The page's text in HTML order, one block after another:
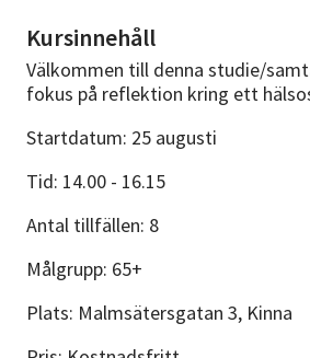
Kursinnehåll
Välkommen till denna studie/
fokus på reflektion kring ett
Startdatum: 25 augusti
Tid: 14.00 - 16.15
Antal tillfällen: 8
Målgrupp: 65+
Plats: Malmsätersgatan 3, Kinna